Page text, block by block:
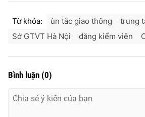
Từ khóa: ùn tắc giao thông
trung
Sở GTVT Hà Nội
đăng kiểm viên
Bình luận (0)